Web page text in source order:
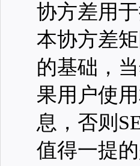
协方差用
本协方差
的基础，
果用户使
息，否则
值得一提